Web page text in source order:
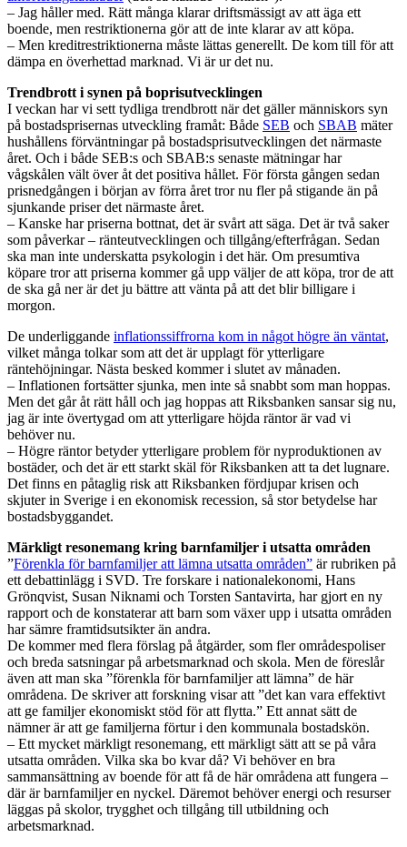
– Jag håller med. Rätt många klarar driftsmässigt av att äga ett
boende, men restriktionerna gör att de inte klarar av att köpa.
– Men kreditrestriktionerna måste lättas generellt. De kom till för att
dämpa en överhettad marknad. Vi är ur det nu.
Trendbrott i synen på boprisutvecklingen
I veckan har vi sett tydliga trendbrott när det gäller människors syn
på bostadsprisernas utveckling framåt: Både SEB och SBAB mäter
hushållens förväntningar på bostadsprisutvecklingen det närmaste
året. Och i både SEB:s och SBAB:s senaste mätningar har
vågskålen vält över åt det positiva hållet. För första gången sedan
prisnedgången i början av förra året tror nu fler på stigande än på
sjunkande priser det närmaste året.
– Kanske har priserna bottnat, det är svårt att säga. Det är två saker
som påverkar – ränteutvecklingen och tillgång/efterfrågan. Sedan
ska man inte underskatta psykologin i det här. Om presumtiva
köpare tror att priserna kommer gå upp väljer de att köpa, tror de att
de ska gå ner är det ju bättre att vänta på att det blir billigare i
morgon.
De underliggande inflationssiffrorna kom in något högre än väntat,
vilket många tolkar som att det är upplagt för ytterligare
räntehöjningar. Nästa besked kommer i slutet av månaden.
– Inflationen fortsätter sjunka, men inte så snabbt som man hoppas.
Men det går åt rätt håll och jag hoppas att Riksbanken sansar sig nu,
jag är inte övertygad om att ytterligare höjda räntor är vad vi
behöver nu.
– Högre räntor betyder ytterligare problem för nyproduktionen av
bostäder, och det är ett starkt skäl för Riksbanken att ta det lugnare.
Det finns en påtaglig risk att Riksbanken fördjupar krisen och
skjuter in Sverige i en ekonomisk recession, så stor betydelse har
bostadsbyggandet.
Märkligt resonemang kring barnfamiljer i utsatta områden
”Förenkla för barnfamiljer att lämna utsatta områden” är rubriken på
ett debattinlägg i SVD. Tre forskare i nationalekonomi, Hans
Grönqvist, Susan Niknami och Torsten Santavirta, har gjort en ny
rapport och de konstaterar att barn som växer upp i utsatta områden
har sämre framtidsutsikter än andra.
De kommer med flera förslag på åtgärder, som fler områdespoliser
och breda satsningar på arbetsmarknad och skola. Men de föreslår
även att man ska ”förenkla för barnfamiljer att lämna” de här
områdena. De skriver att forskning visar att ”det kan vara effektivt
att ge familjer ekonomiskt stöd för att flytta.” Ett annat sätt de
nämner är att ge familjerna förtur i den kommunala bostadskön.
– Ett mycket märkligt resonemang, ett märkligt sätt att se på våra
utsatta områden. Vilka ska bo kvar då? Vi behöver en bra
sammansättning av boende för att få de här områdena att fungera –
där är barnfamiljer en nyckel. Däremot behöver energi och resurser
läggas på skolor, trygghet och tillgång till utbildning och
arbetsmarknad.